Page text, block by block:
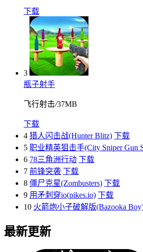
下载
3
瓶子射手
飞行射击/37MB
下载
4 猎人闪击战(Hunter Blitz) 下载
5 职业精英狙击手(City Sniper Gun
6 78三角洲行动 下载
7 前锋突袭 下载
8 僵尸克星(Zombusters) 下载
9 用矛刺穿io(pikes.io) 下载
10 火箭炮小子破解版(Bazooka
最新更新